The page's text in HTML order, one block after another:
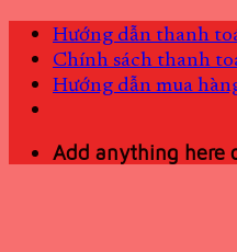
Skip
content
Hướng dẫn thanh
Chính sách thanh
Hướng dẫn mua
Add anything here